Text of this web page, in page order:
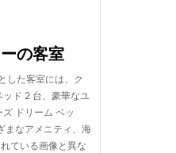
の客室
した客室には、ク
ド 2 台、豪華なユ
ドリーム ベッ
まなアメニティ、海
ている画像と異な